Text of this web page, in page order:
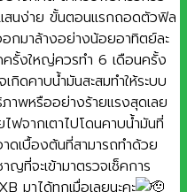
สนง่าย ขั้นตอนแรกถอดตัวฟิล
กมาล้างอย่างน้อยอาทิตย์ละ
รั้งใหญ่ควรทำ 6 เดือนครั้ง
กิดคาบน้ำมันสะสมทำให้ระบบ
าพหรืออย่างร้ายแรงสุดเลย
ฟจากเตาไปโดนคาบน้ำมันที่
ดเบื้องต้นที่สามารถทำด้วย
ที่จะเข้ามาตรวจเช็คการ